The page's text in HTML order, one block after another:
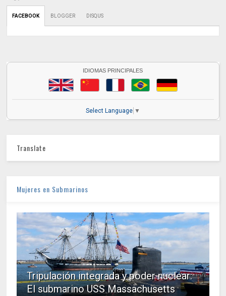
FACEBOOK BLOGGER DISQUS
IDIOMAS PRINCIPALES
Select Language ▼
Translate
Mujeres en Submarinos
Tripulación integrada y poder nuclear:
El submarino USS Massachusetts